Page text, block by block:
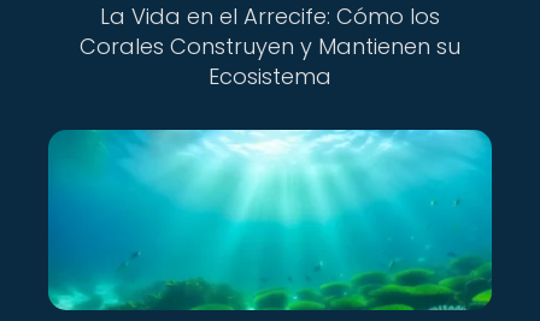
La Vida en el Arrecife: Cómo los
Corales Construyen y Mantienen su
Ecosistema